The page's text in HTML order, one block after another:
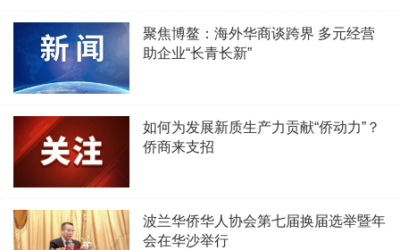
聚焦博鳌：海外华商谈跨界 多元经营
助企业“长青长新”
如何为发展新质生产力贡献“侨动力”？
侨商来支招
波兰华侨华人协会第七届换届选举暨年
会在华沙举行